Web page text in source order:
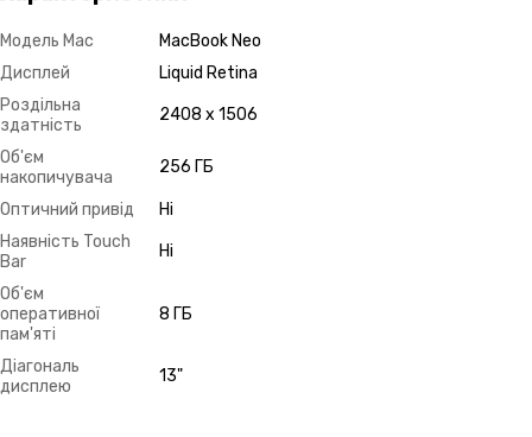
Модель Mac
MacBook Neo
Дисплей
Liquid Retina
Роздільна
здатність
2408 x 1506
Об'єм
накопичувача
256 ГБ
Оптичний привід
Ні
Наявність Touch
Bar
Ні
Об'єм
оперативної
пам'яті
8 ГБ
Діагональ
дисплею
13"